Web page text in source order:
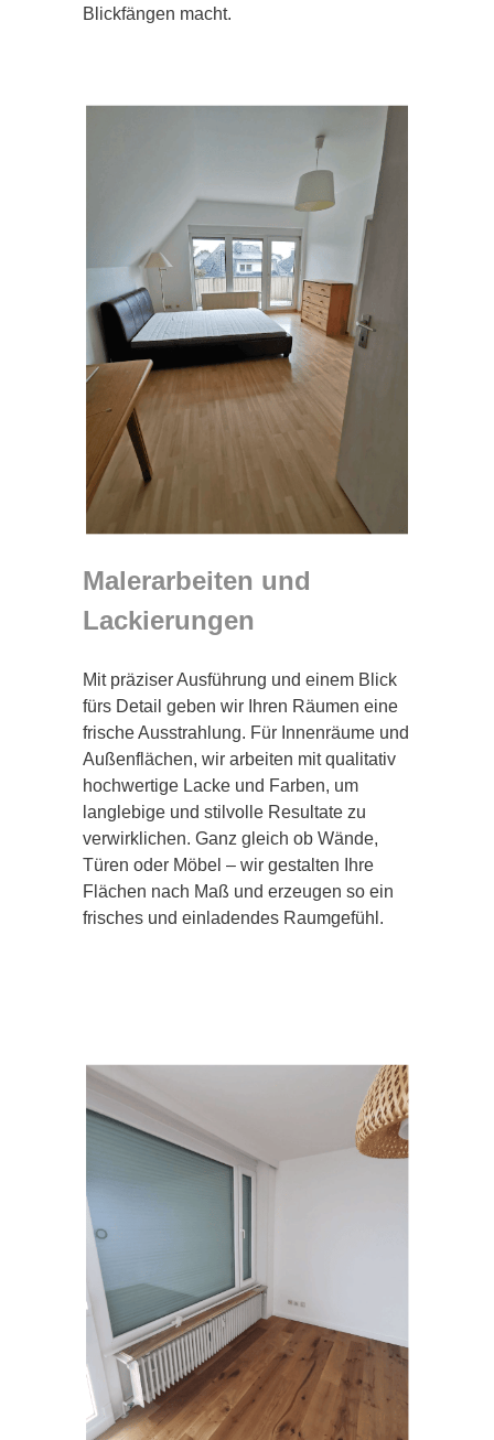
Blickfängen macht.
Malerarbeiten und
Lackierungen
Mit präziser Ausführung und einem Blick
fürs Detail geben wir Ihren Räumen eine
frische Ausstrahlung. Für Innenräume und
Außenflächen, wir arbeiten mit qualitativ
hochwertige Lacke und Farben, um
langlebige und stilvolle Resultate zu
verwirklichen. Ganz gleich ob Wände,
Türen oder Möbel – wir gestalten Ihre
Flächen nach Maß und erzeugen so ein
frisches und einladendes Raumgefühl.